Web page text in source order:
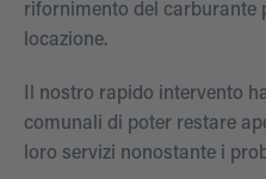
rifornimento del carburante
locazione.
Il nostro rapido intervento
comunali di poter restare
loro servizi nonostante i